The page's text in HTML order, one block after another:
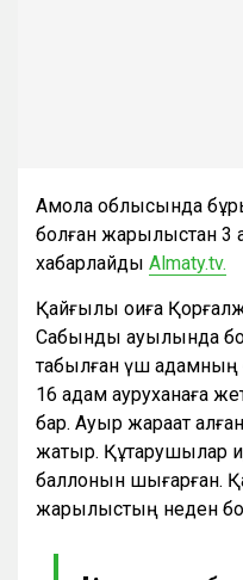
Ақмола облысында
болған жарылыстан 3
хабарлайды Almaty.tv.
Қайғылы оқиға
Сабынды ауылында
табылған үш адамның
16 адам ауруханаға
бар. Ауыр жарақат
жатыр. Құтқарушылар
баллонын шығарған.
жарылыстың неден